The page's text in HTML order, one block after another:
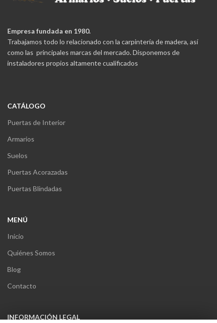
Empresa fundada en 1980.
Trabajamos todo lo relacionado con la carpintería de madera, así
como las principales marcas del mercado. Disponemos de
instaladores propios altamente cualificados
CATÁLOGO
Puertas de Interior
Armarios
Suelos
Puertas Acorazadas
Puertas Blindadas
MENÚ
Inicio
Quiénes Somos
Blog
Contacto
INFORMACIÓN LEGAL